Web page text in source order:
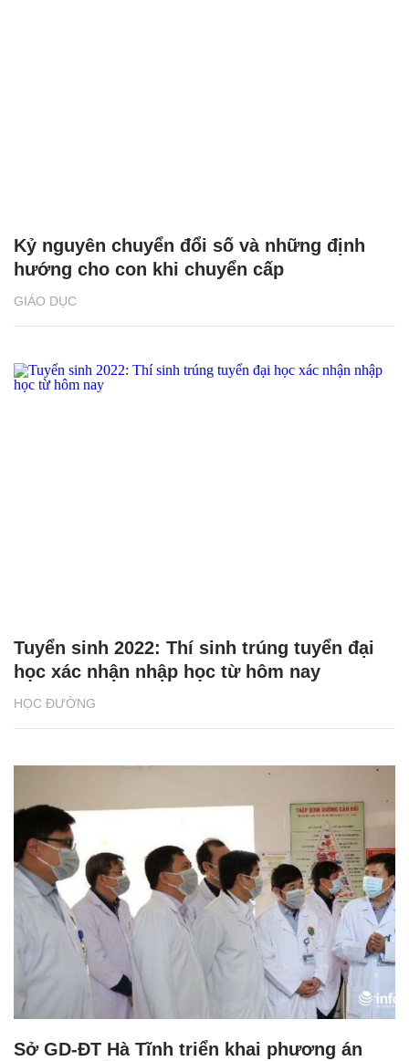
GIÁO DỤC
Kỷ nguyên chuyển đổi số và những định
hướng cho con khi chuyển cấp
HỌC ĐƯỜNG
Tuyển sinh 2022: Thí sinh trúng tuyển đại
học xác nhận nhập học từ hôm nay
Sở GD-ĐT Hà Tĩnh triển khai phương án